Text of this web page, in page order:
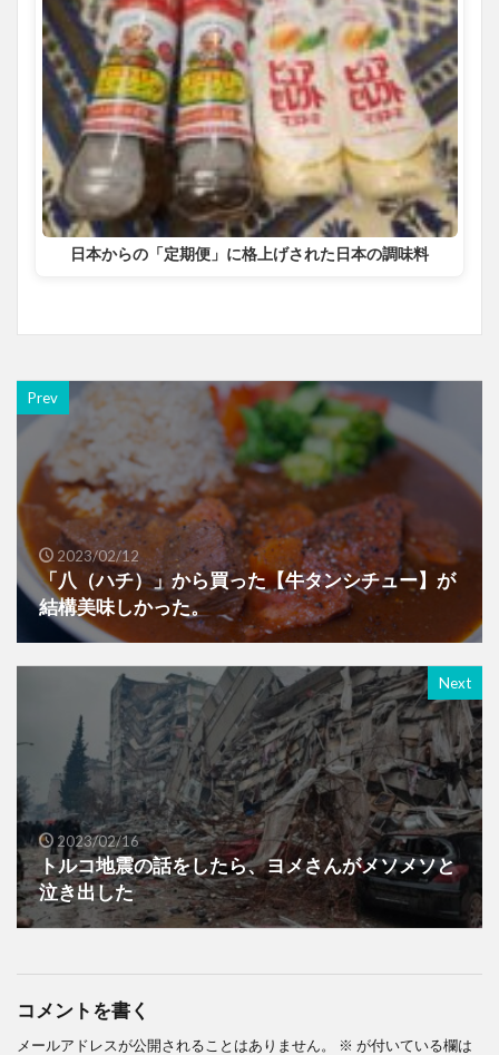
日本からの「定期便」に格上げされた日本の調味料
Prev
2023/02/12
「八（ハチ）」から買った【牛タンシチュー】が
結構美味しかった。
Next
2023/02/16
トルコ地震の話をしたら、ヨメさんがメソメソと
泣き出した
コメントを書く
メールアドレスが公開されることはありません。 ※ が付いている欄は